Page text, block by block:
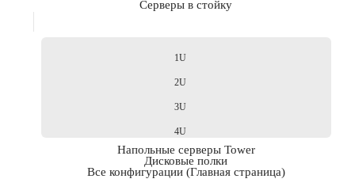
Серверы в стойку
1U
2U
3U
4U
Напольные серверы Tower
Дисковые полки
Все конфигурации (Главная страница)